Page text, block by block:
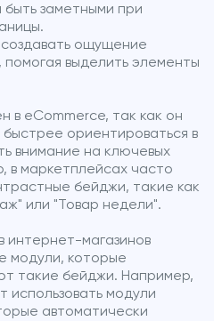
быть заметными при
создавать ощущение
выделить элементы
в eCommerce, так как он
ориентироваться в
внимание на ключевых
в маркетплейсах часто
бейджи, такие как
или "Товар недели".
интернет-магазинов
модули, которые
такие бейджи. Например,
использовать модули
автоматически